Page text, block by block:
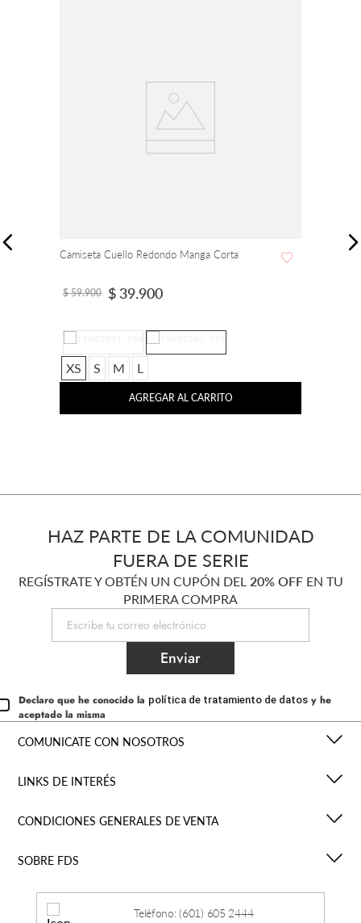
Camiseta Cuello Redondo Manga Corta
59.900 $39 .900
S M L
AGREGAR AL CARRITO
HAZ PARTE DE LA COMUNIDAD
FUERA DE SERIE
REGÍSTRATE Y OBTÉN UN CUPÓN DEL 20% OFFEN TU
PRIMERA COMPRA
Enviar
Declaro que he conocido la política de tratamiento de datos y he
aceptado la misma
COMUNICATE CON NOSOTROS
LINKS DE INTERÉS
CONDICIONES GENERALES DE VENTA
SOBRE FDS
Teléfono: (601) 605 2444